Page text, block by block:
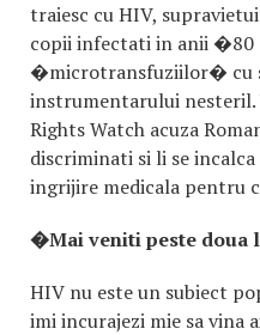
traiesc cu HIV,
copii infectati in anii �80
�microtransfuziilor� cu
instrumentarului
Rights Watch acuza
discriminati si li se
ingrijire medicala pentru
�Mai veniti peste
HIV nu este un subiect
imi incurajezi mie sa vina